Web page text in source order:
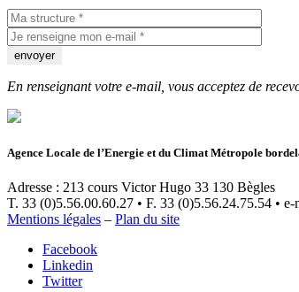
En renseignant votre e-mail, vous acceptez de
Agence Locale de l’Energie et du Climat Métropole
Adresse : 213 cours Victor Hugo 33 130 Bègles
T. 33 (0)5.56.00.60.27 • F. 33 (0)5.56.24.75.54 • e-
Mentions légales – Plan du site
Facebook
Linkedin
Twitter